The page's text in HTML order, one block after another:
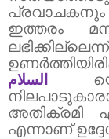
ഇത്തരം
السلام
അതിക്രമി
എന്നാണ്